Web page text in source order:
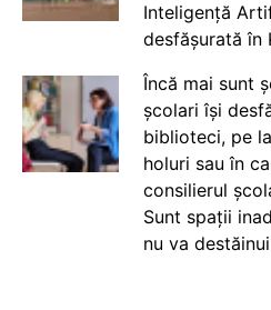
Inteligență
desfășurată în
Încă mai sunt
școlari își
biblioteci, pe
holuri sau în
consilierul
Sunt spații
nu va